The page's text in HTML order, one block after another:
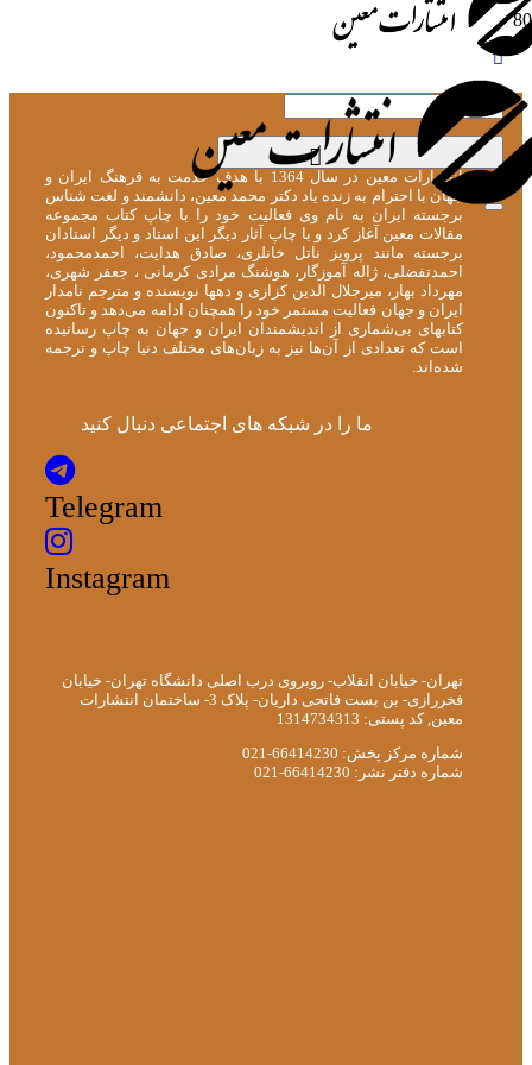
انتشارات معین در سال 1364 با هدف خدمت به فرهنگ ایران و
جهان با احترام به زنده یاد دکتر محمد معین، دانشمند و لغت شناس
برجسته ایران به نام وی فعالیت خود را با چاپ کتاب مجموعه
مقالات معین آغاز کرد و با چاپ آثار دیگر این استاد و دیگر استادان
برجسته مانند پرویز ناتل خانلری، صادق هدایت، احمدمحمود،
احمدتفضلی، ژاله آموزگار، هوشنگ مرادی کرمانی ، جعفر شهری،
مهرداد بهار، میرجلال الدین کزازی و دهها نویسنده و مترجم نامدار
ایران و جهان فعالیت مستمر خود را همچنان ادامه می‌دهد و تاکنون
کتابهای بی‌شماری از اندیشمندان ایران و جهان به چاپ رسانیده
است که تعدادی از آن‌ها نیز به زبان‌های مختلف دنیا چاپ و ترجمه
شده‌اند.
ما را در شبکه های اجتماعی دنبال کنید
Telegram
Instagram
تهران- خیابان انقلاب- روبروی درب اصلی دانشگاه تهران- خیابان
فخررازی- بن بست فاتحی داریان- پلاک 3- ساختمان انتشارات
معین, کد پستی: 1314734313
شماره مرکز پخش: 66414230-021
شماره دفتر نشر: 66414230-021